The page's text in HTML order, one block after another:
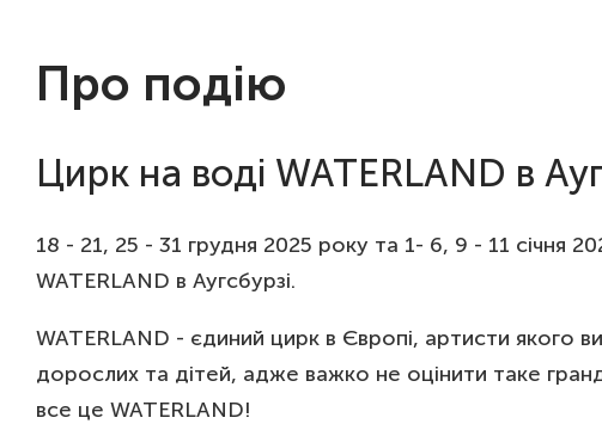
Про подію
Цирк на воді WATERLAND в
18 - 21, 25 - 31 грудня 2025 року та 1- 6, 9 - 11 січня
WATERLAND в Аугсбурзі.
WATERLAND - єдиний цирк в Європі, артисти якого
дорослих та дітей, адже важко не оцінити таке
все це WATERLAND!